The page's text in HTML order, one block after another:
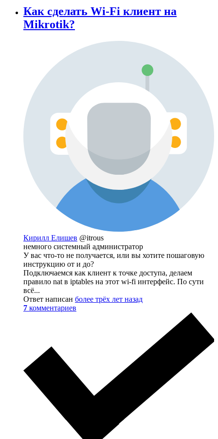
Как сделать Wi-Fi клиент на
Mikrotik?
Кирилл Елишев @itrous
немного системный администратор
У вас что-то не получается, или вы хотите пошаговую
инструкцию от и до?
Подключаемся как клиент к точке доступа, делаем
правило nat в iptables на этот wi-fi интерфейс. По сути
всё...
Ответ написан более трёх лет назад
7 комментариев